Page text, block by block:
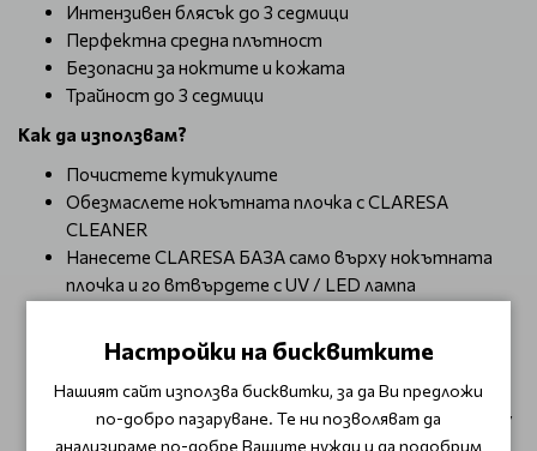
Интензивен блясък до 3 седмици
Перфектна средна плътност
Безопасни за ноктите и кожата
Трайност до 3 седмици
Как да използвам?
Почистете кутикулите
Обезмаслете нокътната плочка с CLARESA
CLEANER
Нанесете CLARESA БАЗА само върху нокътната
плочка и го втвърдете с UV / LED лампа
втвърдете с UV / LED лампа
За да постигнете задоволителен ефект, можете
да повторите предното действие
Нанесете CLARESA ТОП ЛАК и го втвърдете с UV /
Настройки на бисквитките
Нашият сайт използва бисквитки, за да Ви предложи
по-добро пазаруване. Те ни позволяват да
анализираме по-добре Вашите нужди и да подобрим